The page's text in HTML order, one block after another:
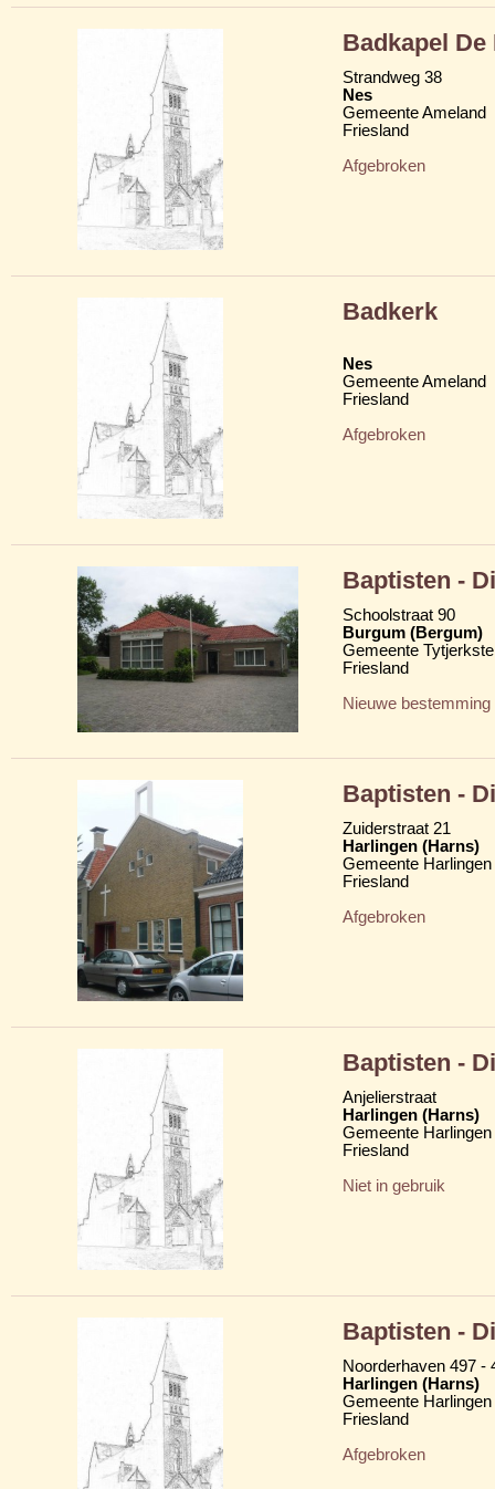
Badkapel De
Strandweg 38
Nes
Gemeente Ameland
Friesland
Afgebroken
Badkerk
Nes
Gemeente Ameland
Friesland
Afgebroken
Baptisten -
Schoolstraat 90
Burgum (Bergum)
Gemeente
Friesland
Nieuwe bestemming
Baptisten -
Zuiderstraat 21
Harlingen (Harns)
Gemeente Harlingen
Friesland
Afgebroken
Baptisten -
Anjelierstraat
Harlingen (Harns)
Gemeente Harlingen
Friesland
Niet in gebruik
Baptisten -
Noorderhaven 497 -
Harlingen (Harns)
Gemeente Harlingen
Friesland
Afgebroken